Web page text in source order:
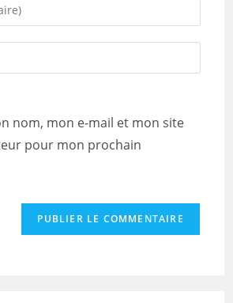
nom, mon e-mail et mon site
pour mon prochain